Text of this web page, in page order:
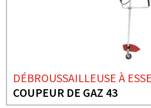
DÉBROUSSAILLEUSE À
COUPEUR DE GAZ 43